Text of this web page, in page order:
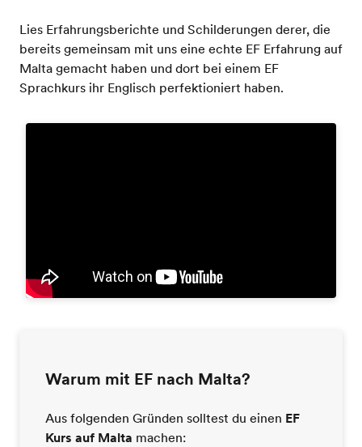
Lies Erfahrungsberichte und Schilderungen derer, die
bereits gemeinsam mit uns eine echte EF Erfahrung auf
Malta gemacht haben und dort bei einem EF
Sprachkurs ihr Englisch perfektioniert haben.
Warum mit EF nach Malta?
Aus folgenden Gründen solltest du einen EF
Kurs auf Malta machen: